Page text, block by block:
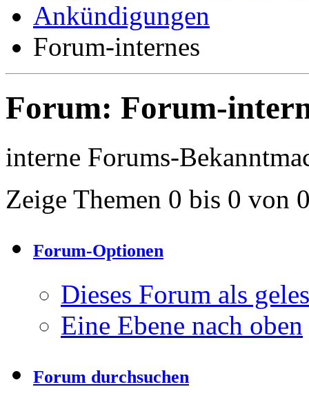
Ankündigungen
Forum-internes
Forum: Forum-
interne Forums-
Zeige Themen 0 bis 0 von
Forum-Optionen
Dieses Forum als
Eine Ebene nach oben
Forum durchsuchen